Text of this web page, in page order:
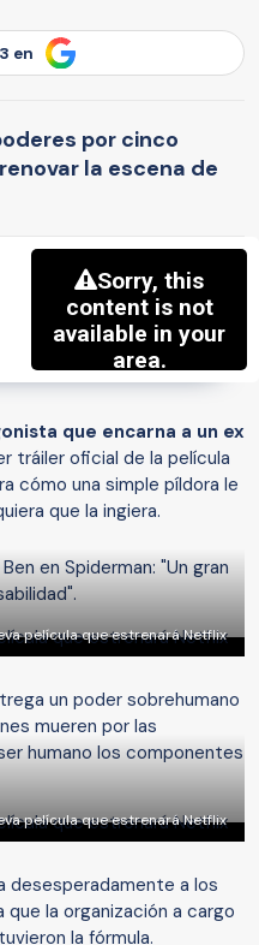
en
por cinco
la escena de
que encarna a un ex
tráiler oficial de la película
cómo una simple píldora le
que la ingiera.
en Spiderman: "Un gran
película que estrenará Netflix
un poder sobrehumano
mueren por las
humano los componentes
película que estrenará Netflix
desesperadamente a los
la organización a cargo
la fórmula.